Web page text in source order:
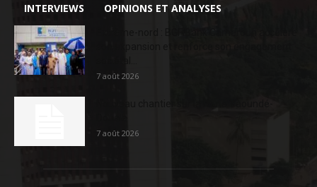
INTERVIEWS OPINIONS ET ANALYSES
7 août 2026
7 août 2026